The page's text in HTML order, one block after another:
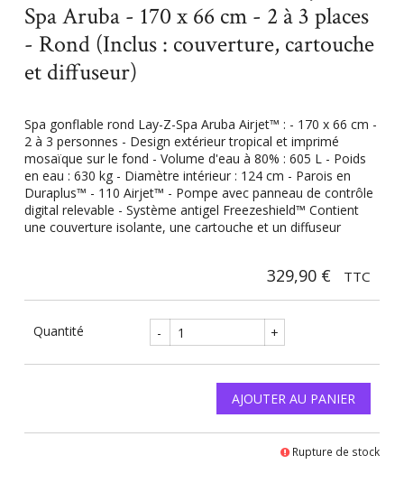
Spa Aruba - 170 x 66 cm - 2 à 3 places
- Rond (Inclus : couverture, cartouche
et diffuseur)
Spa gonflable rond Lay-Z-Spa Aruba Airjet™ : - 170 x 66 cm -
2 à 3 personnes - Design extérieur tropical et imprimé
mosaïque sur le fond - Volume d'eau à 80% : 605 L - Poids
en eau : 630 kg - Diamètre intérieur : 124 cm - Parois en
Duraplus™ - 110 Airjet™ - Pompe avec panneau de contrôle
digital relevable - Système antigel Freezeshield™ Contient
une couverture isolante, une cartouche et un diffuseur
329,90 € TTC
Quantité - +
AJOUTER AU PANIER
Rupture de stock